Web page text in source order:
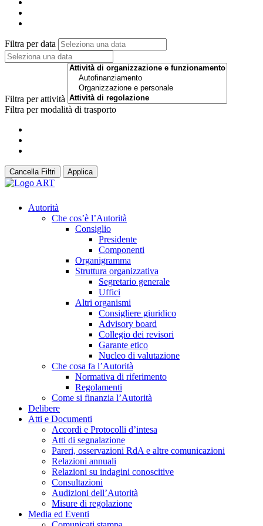
Filtra per data
Filtra per attività
Filtra per modalità di trasporto
Cancella Filtri Applica
Autorità
Che cos’è l’Autorità
Consiglio
Presidente
Componenti
Organigramma
Struttura organizzativa
Segretario generale
Uffici
Altri organismi
Consigliere giuridico
Advisory board
Collegio dei revisori
Garante etico
Nucleo di valutazione
Che cosa fa l’Autorità
Normativa di riferimento
Regolamenti
Come si finanzia l’Autorità
Delibere
Atti e Documenti
Accordi e Protocolli d’intesa
Atti di segnalazione
Pareri, osservazioni RdA e altre comunicazioni
Relazioni annuali
Relazioni su indagini conoscitive
Consultazioni
Audizioni dell’Autorità
Misure di regolazione
Media ed Eventi